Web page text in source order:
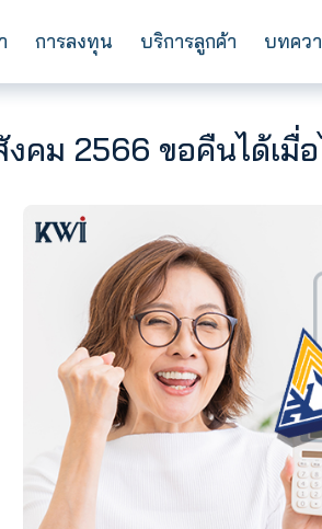
ของเรา การลงทุน บริการ
กันสังคม 2566 ขอ